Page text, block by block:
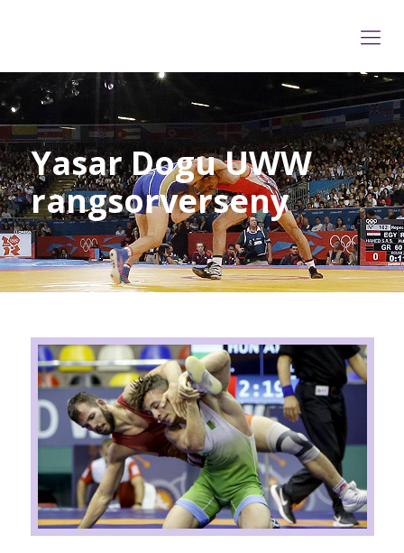
Yasar Dogu UWW
rangsorverseny